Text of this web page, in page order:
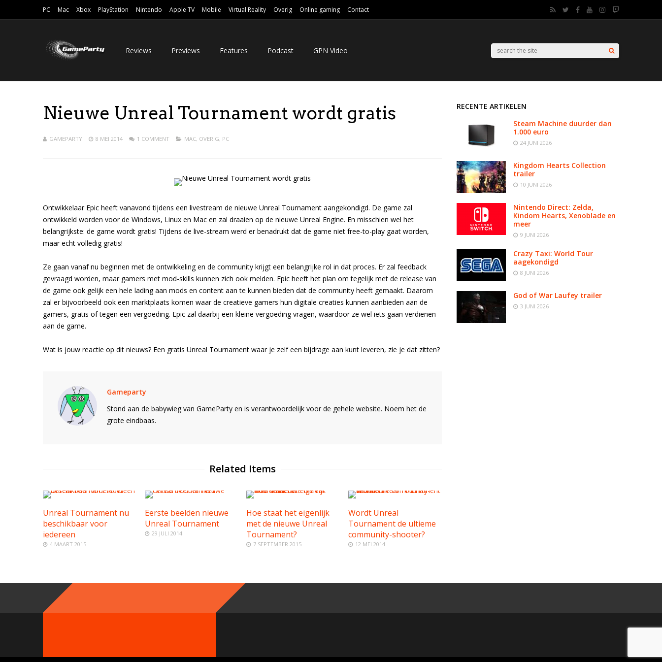
PC Mac Xbox PlayStation Nintendo Apple TV Mobile Virtual Reality Overig Online gaming Contact
Reviews Previews Features Podcast GPN Video
Nieuwe Unreal Tournament wordt gratis
GAMEPARTY 8 MEI 2014 1 COMMENT MAC, OVERIG, PC
Ontwikkelaar Epic heeft vanavond tijdens een livestream de nieuwe Unreal Tournament aangekondigd. De game zal
ontwikkeld worden voor de Windows, Linux en Mac en zal draaien op de nieuwe Unreal Engine. En misschien wel het
belangrijkste: de game wordt gratis! Tijdens de live-stream werd er benadrukt dat de game niet free-to-play gaat worden,
maar echt volledig gratis!
Ze gaan vanaf nu beginnen met de ontwikkeling en de community krijgt een belangrijke rol in dat proces. Er zal feedback
gevraagd worden, maar gamers met mod-skills kunnen zich ook melden. Epic heeft het plan om tegelijk met de release van
de game ook gelijk een hele lading aan mods en content aan te kunnen bieden dat de community heeft gemaakt. Daarom
zal er bijvoorbeeld ook een marktplaats komen waar de creatieve gamers hun digitale creaties kunnen aanbieden aan de
gamers, gratis of tegen een vergoeding. Epic zal daarbij een kleine vergoeding vragen, waardoor ze wel iets gaan verdienen
aan de game.
Wat is jouw reactie op dit nieuws? Een gratis Unreal Tournament waar je zelf een bijdrage aan kunt leveren, zie je dat zitten?
Gameparty
Stond aan de babywieg van GameParty en is verantwoordelijk voor de gehele website. Noem het de
grote eindbaas.
Related Items
Unreal Tournament nu
beschikbaar voor
iedereen
4 MAART 2015
Eerste beelden nieuwe
Unreal Tournament
29 JULI 2014
Hoe staat het eigenlijk
met de nieuwe Unreal
Tournament?
7 SEPTEMBER 2015
Wordt Unreal
Tournament de ultieme
community-shooter?
12 MEI 2014
RECENTE ARTIKELEN
Steam Machine duurder dan
1.000 euro
24 JUNI 2026
Kingdom Hearts Collection
trailer
10 JUNI 2026
Nintendo Direct: Zelda,
Kindom Hearts, Xenoblade en
meer
9 JUNI 2026
Crazy Taxi: World Tour
aagekondigd
8 JUNI 2026
God of War Laufey trailer
3 JUNI 2026